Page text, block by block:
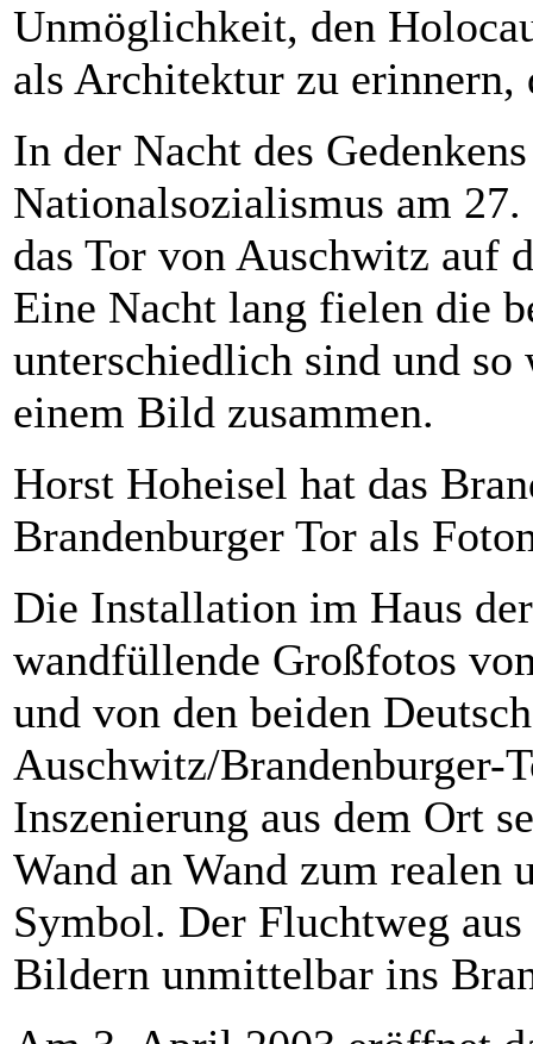
Unmöglichkeit, den
als Architektur zu erinnern,
In der Nacht des
Nationalsozialismus am
das Tor von Auschwitz auf
Eine Nacht lang fielen die
unterschiedlich sind und
einem Bild zusammen.
Horst Hoheisel hat das
Brandenburger Tor als
Die Installation im Haus
wandfüllende Großfotos
und von den beiden
Auschwitz/Brandenburger-
Inszenierung aus dem Ort
Wand an Wand zum realen
Symbol. Der Fluchtweg
Bildern unmittelbar ins